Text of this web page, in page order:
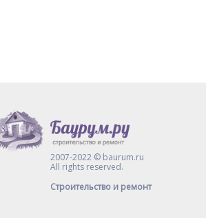
2007-2022 © baurum.ru
All rights reserved.
Строительство и ремонт